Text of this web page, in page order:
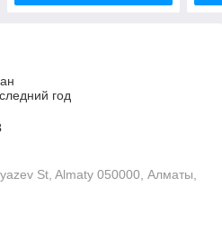
год
St, Almaty 050000, Алматы,